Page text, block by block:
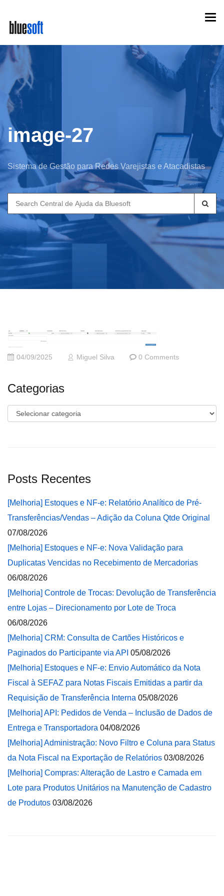
main
content
image-27
Sistema de Gestão para Redes Varejistas e Atacadistas
Search
for:
04/09/2025 Miguel Silva 0 Comments
Categorias
Categorias
Posts Recentes
[Melhoria] Estoques e NF-e: Relatório Analítico de Pré-
Transferências/Vendas – Adição da Coluna Qtde Original
07/08/2026
[Melhoria] Estoques e NF-e: Nova Validação para
Duplicatas Vencidas no Recebimento de Mercadorias
06/08/2026
[Melhoria] Controle de Trocas: Devolução de Transferência
entre Lojas – Direcionamento por Lote de Troca
06/08/2026
[Melhoria] CRM: Consulta de Cartões Históricos e
Paginados do Participante via API 05/08/2026
[Melhoria] Estoques e NF-e: Envio Automático da Nota
Fiscal à SEFAZ para Notas Fiscais Emitidas a partir da
Requisição de Transferência Interna 05/08/2026
[Melhoria] API: Pedidos de Venda – Inclusão de Dados de
Entrega e Transportadora 04/08/2026
[Melhoria] Administração: Novo Filtro e Coluna para Status
da Nota Fiscal na Exportação de Relatórios 03/08/2026
[Melhoria] Compras: Alteração de Lastro e Camada em
Lote para Produtos Unitários na Manutenção de Cadastro
de Produtos 03/08/2026